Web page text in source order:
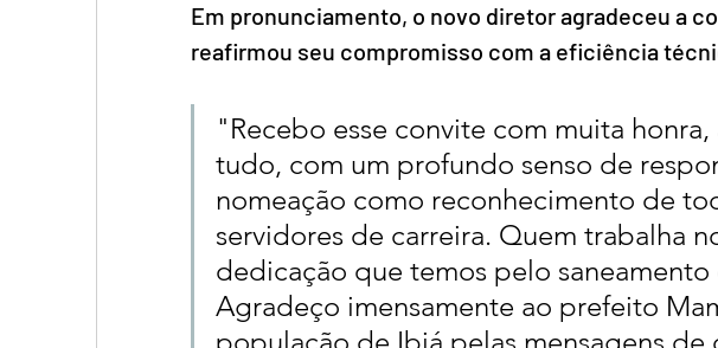
Em pronunciamento, o novo diretor agradeceu a
reafirmou seu compromisso com a eficiência
"Recebo esse convite com muita
tudo, com um profundo senso de
nomeação como reconhecimento de
servidores de carreira. Quem trabalha
dedicação que temos pelo saneamento
Agradeço imensamente ao prefeito